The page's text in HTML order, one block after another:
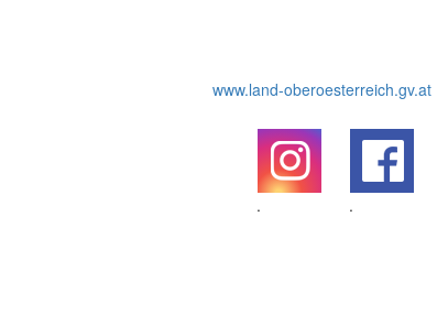
www.land-oberoesterreich.gv.at
.
.